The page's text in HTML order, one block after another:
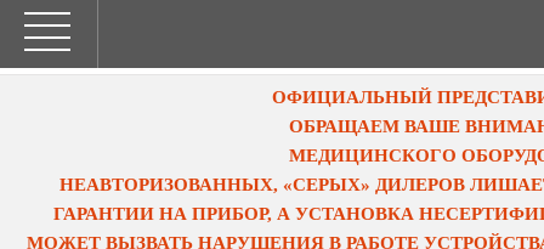
ОФИЦИАЛЬНЫЙ
ОБРАЩАЕМ ВАШЕ
МЕДИЦИНСКОГО
НЕАВТОРИЗОВАННЫХ, «СЕРЫХ» ДИЛЕРОВ
ГАРАНТИИ НА ПРИБОР, А УСТАНОВКА
МОЖЕТ ВЫЗВАТЬ НАРУШЕНИЯ В РАБОТЕ